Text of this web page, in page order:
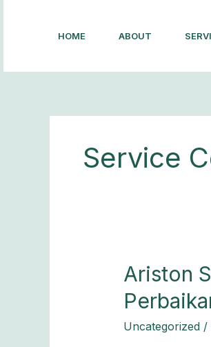
HOME ABOUT
Service
Ariston
Uncategorized/
Ariston
Service
Center
Profesional: